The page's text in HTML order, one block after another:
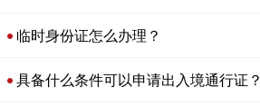
临时身份证怎么办理？
具备什么条件可以申请出入境通行证？